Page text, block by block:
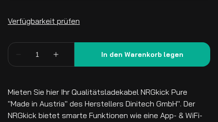
Mieten Sie hier Ihr Qualitätsladekabel NRGkick Pure
"Made in Austria" des Herstellers Dinitech GmbH". Der
NRGkick bietet smarte Funktionen wie eine App- & WiFi-